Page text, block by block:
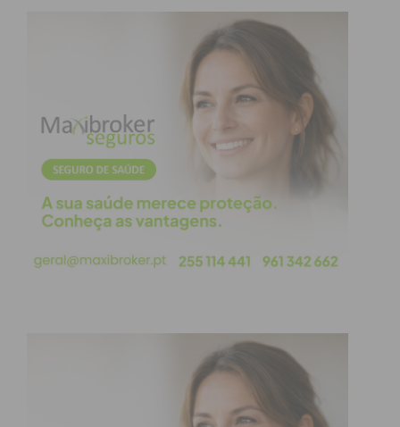
as Instituições de Solidariedade Social do concelho,
que poderão ser entregues nas juntas de
Freguesias de Paços de Ferreira e Freamunde.
Subscreva a newsletter do
Imediato
atualizada.